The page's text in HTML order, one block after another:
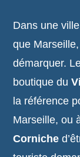
Dans une
que
démarquer.
boutique du
la référence
Marseille, ou
Corniche